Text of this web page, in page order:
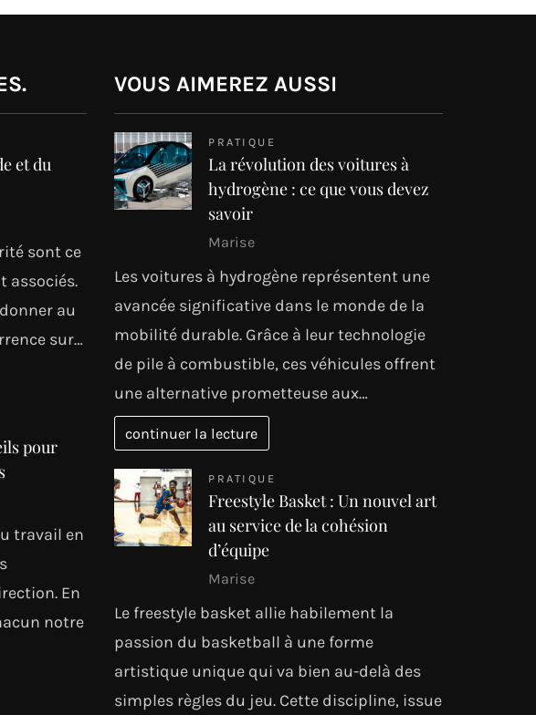
et du
sont ce
associés.
au
sur…
pour
travail en
En
notre
VOUS AIMEREZ AUSSI
PRATIQUE
La révolution des voitures à
hydrogène : ce que vous devez
savoir
Marise
Les voitures à hydrogène représentent une
avancée significative dans le monde de la
mobilité durable. Grâce à leur technologie
de pile à combustible, ces véhicules offrent
une alternative prometteuse aux…
continuer la lecture
PRATIQUE
Freestyle Basket : Un nouvel art
au service de la cohésion
d’équipe
Marise
Le freestyle basket allie habilement la
passion du basketball à une forme
artistique unique qui va bien au-delà des
simples règles du jeu. Cette discipline, issue